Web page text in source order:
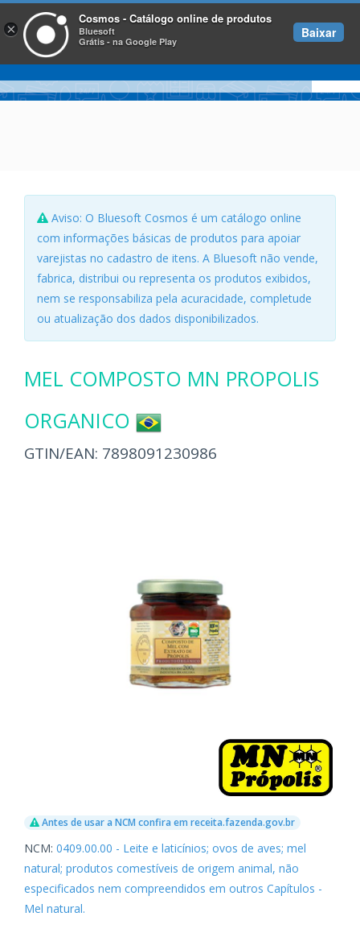
Aviso: O Bluesoft Cosmos é um catálogo online
com informações básicas de produtos para apoiar
varejistas no cadastro de itens. A Bluesoft não vende,
fabrica, distribui ou representa os produtos exibidos,
nem se responsabiliza pela acuracidade, completude
ou atualização dos dados disponibilizados.
MEL COMPOSTO MN PROPOLIS
ORGANICO
GTIN/EAN: 7898091230986
Antes de usar a NCM confira em receita.fazenda.gov.br
NCM: 0409.00.00 - Leite e laticínios; ovos de aves; mel
natural; produtos comestíveis de origem animal, não
especificados nem compreendidos em outros Capítulos -
Mel natural.
×
Cosmos - Catálogo online de produtos
Bluesoft
Grátis - na Google Play
Baixar